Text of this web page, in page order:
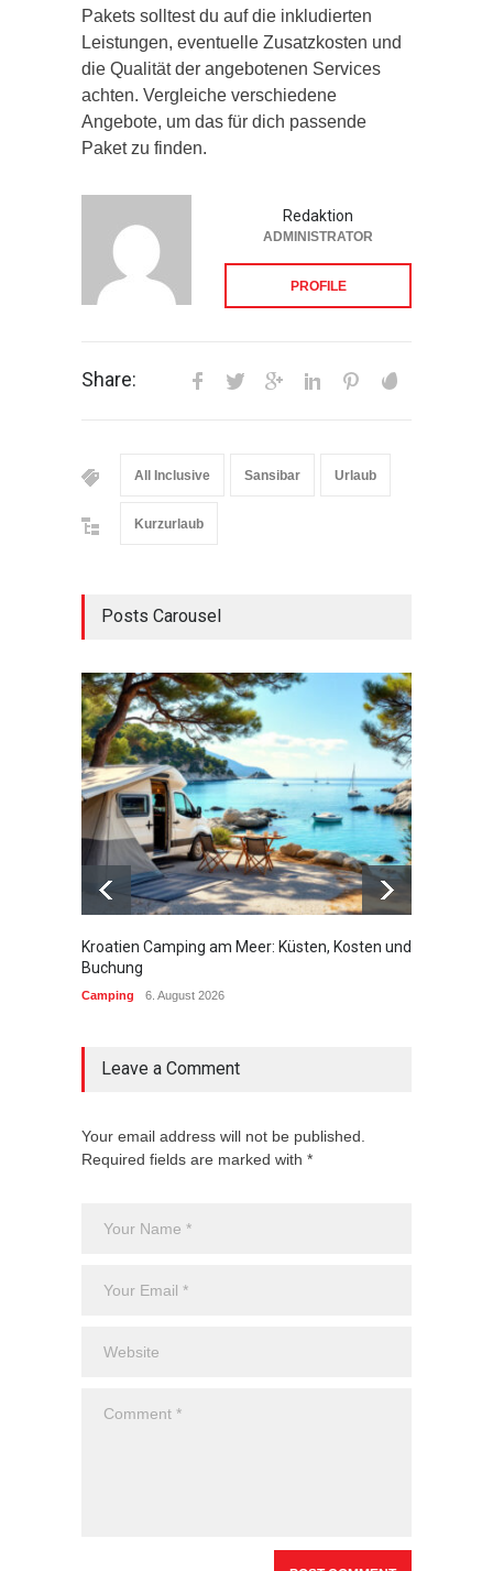
Pakets solltest du auf die inkludierten
Leistungen, eventuelle Zusatzkosten und
die Qualität der angebotenen Services
achten. Vergleiche verschiedene
Angebote, um das für dich passende
Paket zu finden.
Redaktion
ADMINISTRATOR
PROFILE
Share:
All Inclusive Sansibar Urlaub
Kurzurlaub
Posts Carousel
Kroatien Camping am Meer: Küsten, Kosten und
Buchung
Camping 6. August 2026
Leave a Comment
Your email address will not be published.
Required fields are marked with *